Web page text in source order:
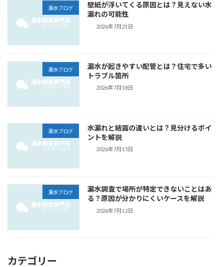
漏水ブログ
壁紙が浮いてくる原因とは？見えない水
漏れの可能性
2026年7月21日
漏水ブログ
漏水が起きやすい配管とは？住宅で多い
トラブル箇所
2026年7月18日
漏水ブログ
水漏れと結露の違いとは？見分けるポイ
ントを解説
2026年7月15日
漏水ブログ
漏水調査で場所が特定できないことはあ
る？原因が分かりにくいケースを解説
2026年7月12日
カテゴリー